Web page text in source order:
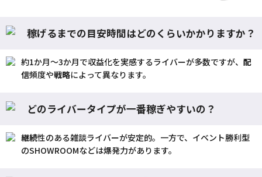
稼げるまでの目安時間はどのくらいかかりますか？
約1か月〜3か月で収益化を実感するライバーが多数ですが、 配
信頻度や戦略によって異なります。
どのライバータイプが一番稼ぎやすいの？
継続性のある雑談ライバーが安定的。一方で、イベント勝利型
のSHOWROOMなどは爆発力があります。